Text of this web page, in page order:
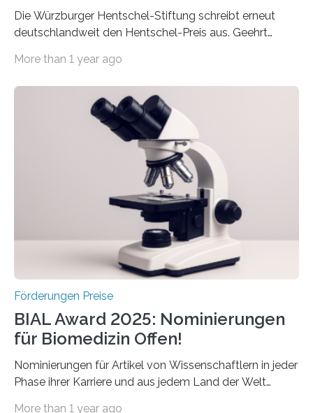
Die Würzburger Hentschel-Stiftung schreibt erneut
deutschlandweit den Hentschel-Preis aus. Geehrt
hochrangige wissenschaftliche Publikation zum Thema
Schlaganfall“ mit Sitz in Würzburg fördert die
Schlaganfallforschung, um die Behandlung der
Betroffenen zu verbessern. Dazu schreibt sie auch in
diesem Jahr wieder deutschlandweit den Hentschel-
Preis aus. Er richtet sich gezielt an jüngere
Forscherinnen und Forscher unter 40 Jahren. Geehrt
werden soll eine herausragende Doktorarbeit oder eine
hochrangige wissenschaftliche Publikation zum Thema
More than 1 year ago
Förderungen Preise
BIAL Award 2025: Nominierungen
für Biomedizin Offen!
Nominierungen für Artikel von Wissenschaftlern in jeder
Phase ihrer Karriere und aus jedem Land der Welt
More than 1 year ago